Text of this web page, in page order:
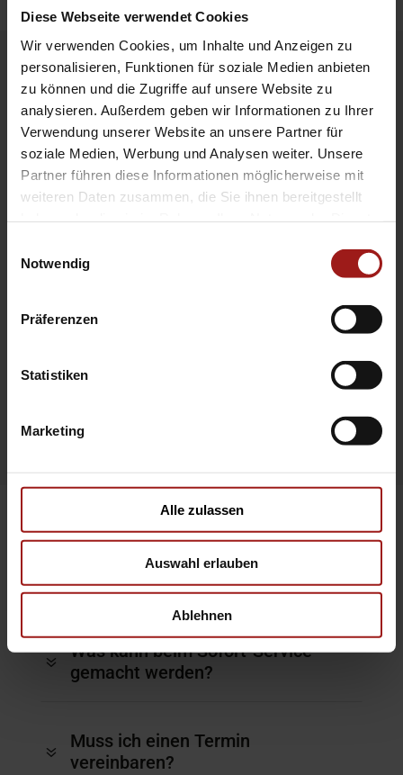
Diese Webseite verwendet Cookies
Wir verwenden Cookies, um Inhalte und Anzeigen zu
personalisieren, Funktionen für soziale Medien anbieten
zu können und die Zugriffe auf unsere Website zu
analysieren. Außerdem geben wir Informationen zu Ihrer
Verwendung unserer Website an unsere Partner für
soziale Medien, Werbung und Analysen weiter. Unsere
Partner führen diese Informationen möglicherweise mit
weiteren Daten zusammen, die Sie ihnen bereitgestellt
Notwendig
Präferenzen
Statistiken
Marketing
Alle zulassen
Auswahl erlauben
Ablehnen
Warum unserSofort-Service?
Spontan und flexibel: Keine langen
Wartezeiten, schnelle Hilfe bei kleinen
Problemen.
Komfortabel:Bequeme Wartebereiche mit
Expertenwissen:
Anliegen.
Ersatzwagen zur Verfügung.
Häufige Fragen(FAQs)
7
Was kann beim Sofort-Service
gemacht werden?
7
Muss ich einen Termin
vereinbaren?